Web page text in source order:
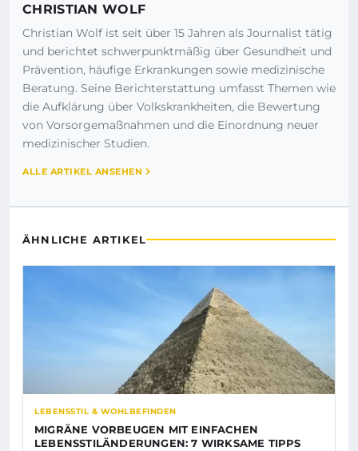
CHRISTIAN WOLF
Christian Wolf ist seit über 15 Jahren als Journalist tätig
und berichtet schwerpunktmäßig über Gesundheit und
Prävention, häufige Erkrankungen sowie medizinische
Beratung. Seine Berichterstattung umfasst Themen wie
die Aufklärung über Volkskrankheiten, die Bewertung
von Vorsorgemaßnahmen und die Einordnung neuer
medizinischer Studien.
ALLE ARTIKEL ANSEHEN
ÄHNLICHE ARTIKEL
LEBENSSTIL & WOHLBEFINDEN
MIGRÄNE VORBEUGEN MIT EINFACHEN
LEBENSSTILÄNDERUNGEN: 7 WIRKSAME TIPPS